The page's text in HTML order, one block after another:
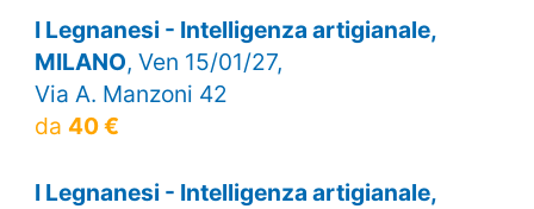
I Legnanesi - Intelligenza artigianale,
MILANO, Ven 15/01/27,
Via A. Manzoni 42
da 40 €
I Legnanesi - Intelligenza artigianale,